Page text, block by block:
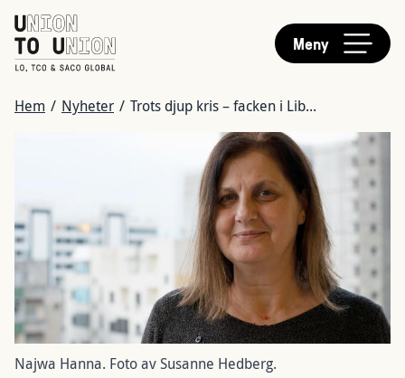
Hoppa
till
huvudinnehåll
Meny
LÄNKSTIG
Hem / Nyheter / Trots djup kris – facken i Lib...
Najwa Hanna. Foto av Susanne Hedberg.